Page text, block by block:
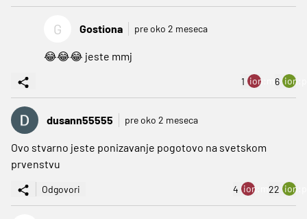
G Gostiona pre oko 2 meseca
😂😂😂 jeste mmj
1 ion:minus
6
dusann55555 pre oko 2 meseca
Ovo stvarno jeste ponizavanje pogotovo na svetskom
prvenstvu
Odgovori 4 ion:minus
22